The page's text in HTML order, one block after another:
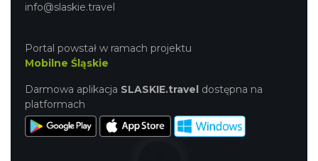
lecia Muzeum Drukarstwa w Cieszynie
Cieszyn
2026-07-01
0.34 km
info@slaskie.travel
Portal powstał w ramach projektu
Mobilne Śląskie
Darmowa aplikacja SLASKIE.travel dostępna na
platformach